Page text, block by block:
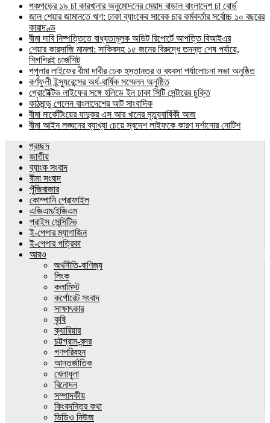
পঞ্চগড়ের ১৯ চা কারখানার অনুমোদনের মেয়াদ বাড়াল বাংলাদেশ চা বোর্ড
জাল শেয়ার জামানতে ঋণ: ঢাকা ব্যাংকের সাবেক চার কর্মকর্তার সর্বোচ্চ ১০ বছরের
কারাদণ্ড
বীমা দাবি নিষ্পত্তিতে বাধ্যতামূলক অডিট রিপোর্টে আপত্তি বিআইএর
শেয়ার কারসাজি মামলা: সাকিবসহ ১৫ জনের বিরুদ্ধে তদন্ত শেষ পর্যায়ে,
শিগগিরই চার্জশিট
পপুলার লাইফের বীমা দাবীর চেক হস্তান্তর ও ব্যবসা পর্যালোচনা সভা অনুষ্ঠিত
কর্ণফুলী ইন্স্যুরেন্সের অর্ধ-বার্ষিক সম্মেলন অনুষ্ঠিত
প্রোটেক্টিভ লাইফের সঙ্গে হলিডে ইন ঢাকা সিটি সেন্টারের চুক্তি
কাঠমান্ডু গেলেন বাংলাদেশের আট সাংবাদিক
বীমা মার্কেটিংয়ের যাদুকর এস আর খানের মৃত্যুবার্ষিকী আজ
বীমা আইন লঙ্ঘনের ব্যাখ্যা চেয়ে স্বদেশ লাইফকে কারণ দর্শানোর নোটিশ
প্রচ্ছদ
জাতীয়
ব্যাংক সংবাদ
বীমা সংবাদ
পুঁজিবাজার
কোম্পানি প্রোফাইল
এজিএম/ইজিএম
প্রাইস সেন্সিটিভ
ই-পেপার ম্যাগাজিন
ই-পেপার পত্রিকা
আরও
অর্থনীতি-বাণিজ্য
লিংক
কলামিস্ট
কর্পোরেট সংবাদ
সাক্ষাৎকার
কৃষি
ক্যারিয়ার
চট্টগ্রাম-বন্দর
গণপরিবহন
আন্তর্জাতিক
খেলাধুলা
বিনোদন
সম্পাদকীয়
কিংবদন্তির কথা
ভিডিও নিউজ